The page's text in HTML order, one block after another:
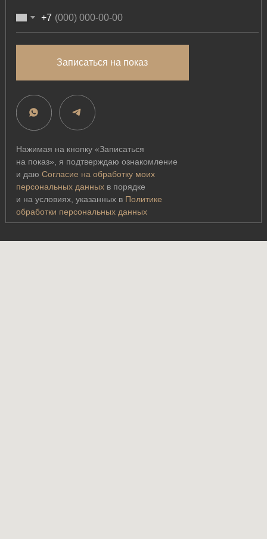
Нажимая на кнопку «Записаться
на показ», я подтверждаю ознакомление
и даю Согласие на обработку моих
персональных данныхв порядке
и на условиях, указанных в Политике
обработки персональных данных
+7
Записаться на показ